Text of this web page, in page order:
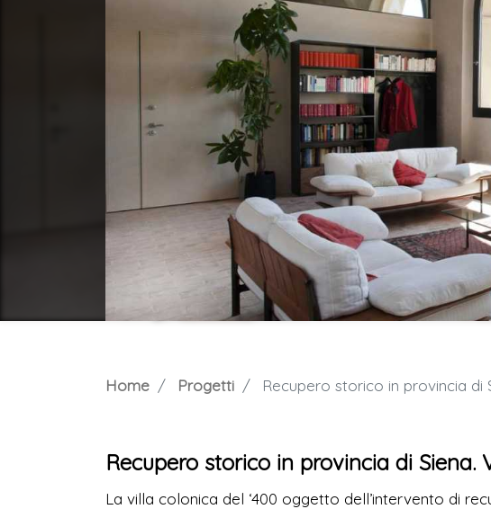
Home Progetti Recupero storico in provincia di
Recupero storico in provincia di Siena.
La villa colonica del ‘400 oggetto dell’intervento di